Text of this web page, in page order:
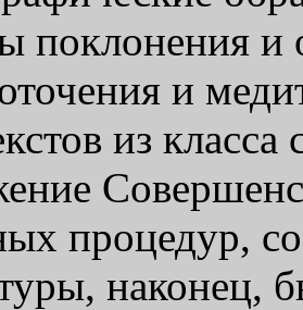
поклонения
и
из
процедур,
наконец,